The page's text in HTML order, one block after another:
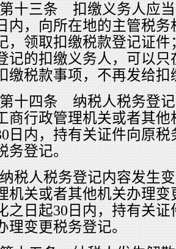
第十三条 扣缴义务人应
内，向所在地的主管税
，领取扣缴税款登记证
记的扣缴义务人，可以
缴税款事项，不再发给
第十四条 纳税人税务登
商行政管理机关或者其
日内，持有关证件向原
务登记。
纳税人税务登记内容发生
机关或者其他机关办理
之日起30日内，持有关
理变更税务登记。